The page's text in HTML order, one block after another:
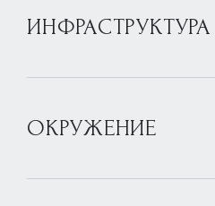
ИНФРАСТРУКТУРА
ОКРУЖЕНИЕ